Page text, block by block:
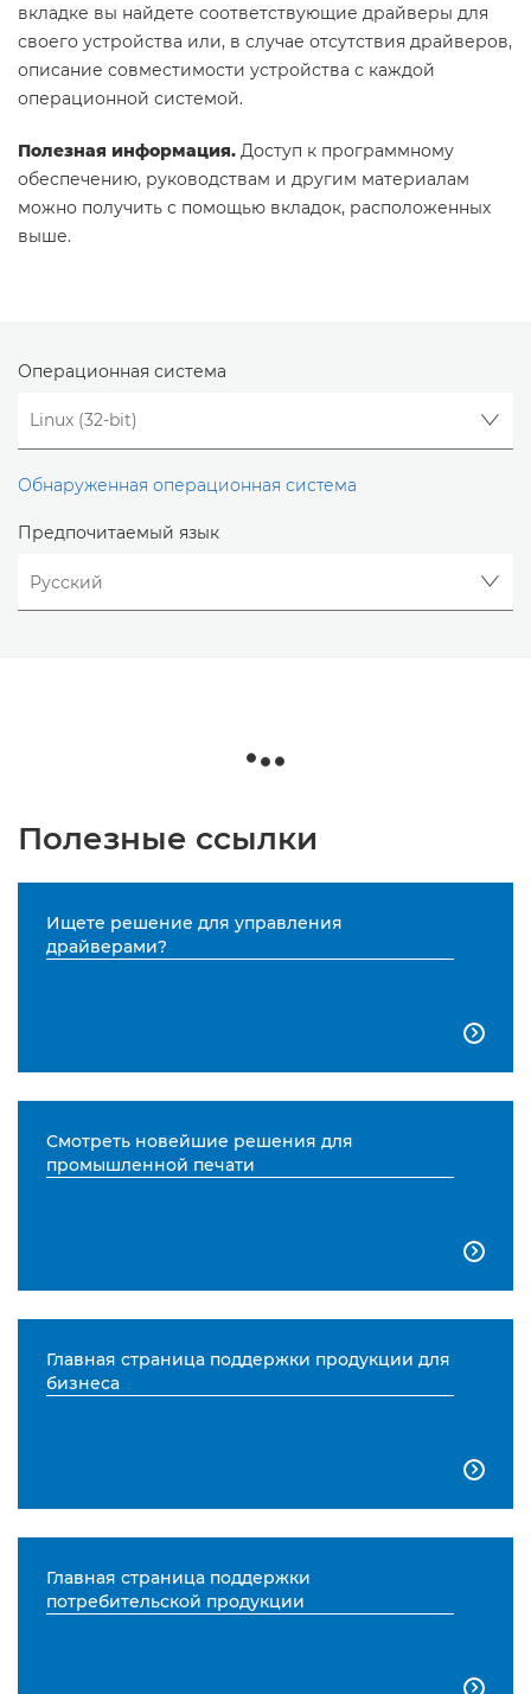
вкладке вы найдете соответствующие драйверы для
своего устройства или, в случае отсутствия драйверов,
описание совместимости устройства с каждой
операционной системой.
Полезная информация. Доступ к программному
обеспечению, руководствам и другим материалам
можно получить с помощью вкладок, расположенных
выше.
Операционная система
Обнаруженная операционная система
Предпочитаемый язык
Полезные ссылки
Ищете решение для управления
драйверами?

Смотреть новейшие решения для
промышленной печати

Главная страница поддержки продукции для
бизнеса

Главная страница поддержки
потребительской продукции
